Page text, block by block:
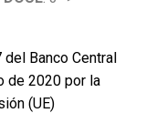
Banco Central
de 2020 por la
(UE)